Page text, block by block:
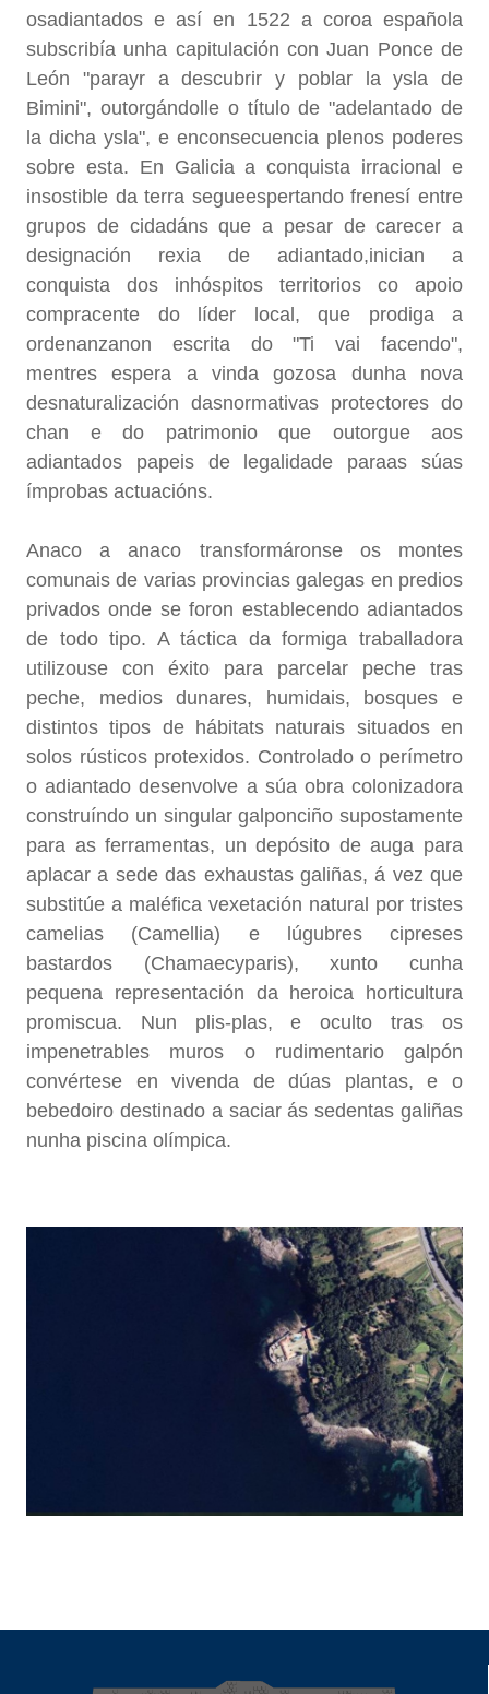
osadiantados e así en 1522 a coroa española
subscribía unha capitulación con Juan Ponce de
León "parayr a descubrir y poblar la ysla de
Bimini", outorgándolle o título de "adelantado de
la dicha ysla", e enconsecuencia plenos poderes
sobre esta. En Galicia a conquista irracional e
insostible da terra segueespertando frenesí entre
grupos de cidadáns que a pesar de carecer a
designación rexia de adiantado,inician a
conquista dos inhóspitos territorios co apoio
compracente do líder local, que prodiga a
ordenanzanon escrita do "Ti vai facendo",
mentres espera a vinda gozosa dunha nova
desnaturalización dasnormativas protectores do
chan e do patrimonio que outorgue aos
adiantados papeis de legalidade paraas súas
ímprobas actuacións.
Anaco a anaco transformáronse os montes
comunais de varias provincias galegas en predios
privados onde se foron establecendo adiantados
de todo tipo. A táctica da formiga traballadora
utilizouse con éxito para parcelar peche tras
peche, medios dunares, humidais, bosques e
distintos tipos de hábitats naturais situados en
solos rústicos protexidos. Controlado o perímetro
o adiantado desenvolve a súa obra colonizadora
construíndo un singular galponciño supostamente
para as ferramentas, un depósito de auga para
aplacar a sede das exhaustas galiñas, á vez que
substitúe a maléfica vexetación natural por tristes
camelias (Camellia) e lúgubres cipreses
bastardos (Chamaecyparis), xunto cunha
pequena representación da heroica horticultura
promiscua. Nun plis-plas, e oculto tras os
impenetrables muros o rudimentario galpón
convértese en vivenda de dúas plantas, e o
bebedoiro destinado a saciar ás sedentas galiñas
nunha piscina olímpica.